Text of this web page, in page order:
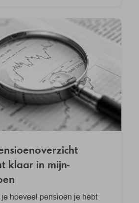
klaar in mijn-
hoeveel pensioen je hebt